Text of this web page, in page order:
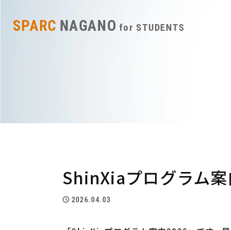
SPARC NAGANO for STUDENTS
ShinXiaプログラム
2026.04.03